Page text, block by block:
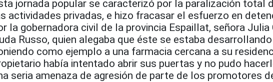
jornada popular se caracterizó por la paralización total
actividades privadas, e hizo fracasar el esfuerzo en
la gobernadora civil de la provincia Espaillat, señora Julia
Russo, quien alegaba que éste se estaba
como ejemplo a una farmacia cercana a su
había intentado abrir sus puertas y no pudo
seria amenaza de agresión de parte de los promotores